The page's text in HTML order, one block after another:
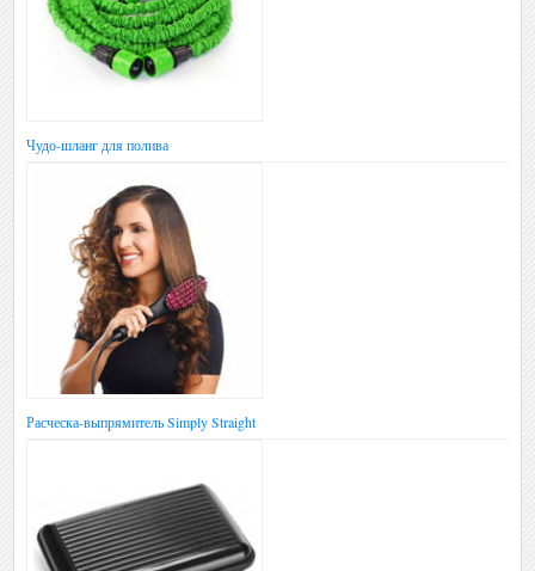
Чудо-шланг для полива
Расческа-выпрямитель Simply Straight